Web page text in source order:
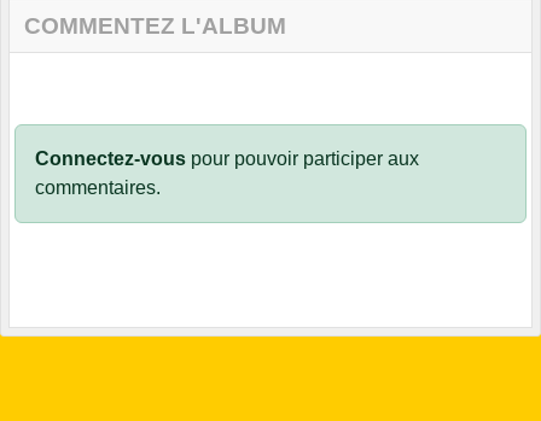
COMMENTEZ L'ALBUM
Connectez-vous pour pouvoir participer aux
commentaires.